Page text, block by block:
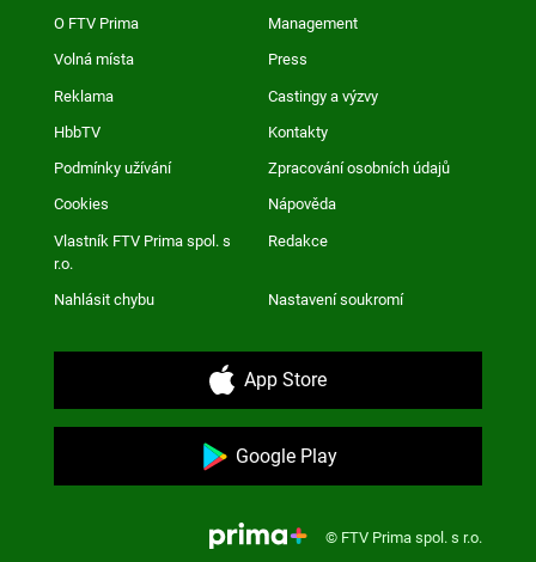
O FTV Prima Management
Volná místa Press
Reklama Castingy a výzvy
HbbTV Kontakty
Podmínky užívání Zpracování osobních údajů
Cookies Nápověda
Vlastník FTV Prima spol. s
r.o.
Redakce
Nahlásit chybu Nastavení soukromí
App Store
Google Play
© FTV Prima spol. s r.o.